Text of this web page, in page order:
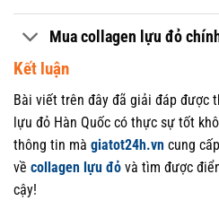
Mua collagen lựu đỏ
Kết luận
Bài viết trên đây đã giải đáp được
lựu đỏ Hàn Quốc có thực sự tốt
thông tin mà giatot24h.vn cung
về collagen lựu đỏ và tìm được
cậy!